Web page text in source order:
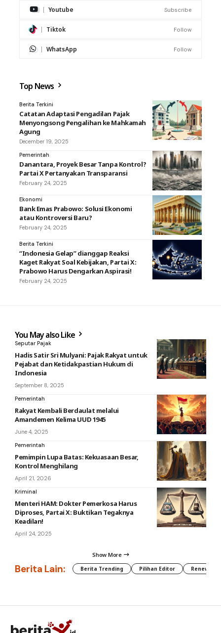
Youtube Subscribe
Tiktok Follow
WhatsApp Follow
Top News
Berita Terkini
Catatan Adaptasi Pengadilan Pajak
Menyongsong Pengalihan ke Mahkamah
Agung
December 19, 2025
Pemerintah
Danantara, Proyek Besar Tanpa Kontrol?
Partai X Pertanyakan Transparansi
February 24, 2025
Ekonomi
Bank Emas Prabowo: Solusi Ekonomi
atau Kontroversi Baru?
February 24, 2025
Berita Terkini
“Indonesia Gelap” dianggap Reaksi
Kaget Rakyat Soal Kebijakan, Partai X:
Prabowo Harus Dengarkan Aspirasi!
February 24, 2025
You May also Like
Seputar Pajak
Hadis Satir Sri Mulyani: Pajak Rakyat untuk
Pejabat dan Ketidakpastian Hukum di
Indonesia
September 8, 2025
Pemerintah
Rakyat Kembali Berdaulat melalui
Amandemen Kelima UUD 1945
June 4, 2025
Pemerintah
Pemimpin Lupa Batas: Kekuasaan Besar,
Kontrol Menghilang
April 21, 2026
Kriminal
Menteri HAM: Dokter Pemerkosa Harus
Diproses, Partai X: Buktikan Tegaknya
Keadilan!
April 24, 2025
Show More
Berita Lain: Berita Trending Pilihan Editor